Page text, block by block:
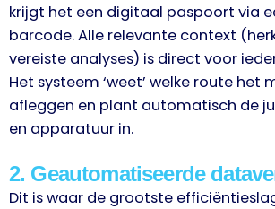
krijgt het een digitaal paspoort via
barcode. Alle relevante context
vereiste analyses) is direct voor
Het systeem ‘weet’ welke route het
afleggen en plant automatisch de
en apparatuur in.
2. Geautomatiseerde
Dit is waar de grootste